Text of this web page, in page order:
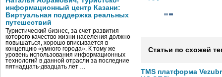
информационный центр Казани:
Виртуальная поддержка реальных
путешествий
Туристический бизнес, за счет развития
которого качество жизни населения должно
повышаться, хорошо вписывается в
концепцию «умного города». К тому же
уровень использования информационных
технологий в данной отрасли за последние
пятнадцать-двадцать лет …
Статьи по схожей
TMS платформа